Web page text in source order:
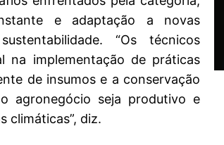
e adaptação a novas
“Os técnicos
na implementação de práticas
de insumos e a conservação
agronegócio seja produtivo e
climáticas”, diz.